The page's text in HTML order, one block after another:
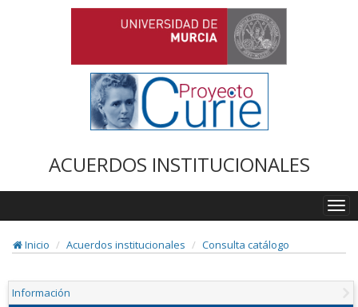
ACUERDOS INSTITUCIONALES
Inicio
Acuerdos institucionales Consulta catálogo
Información